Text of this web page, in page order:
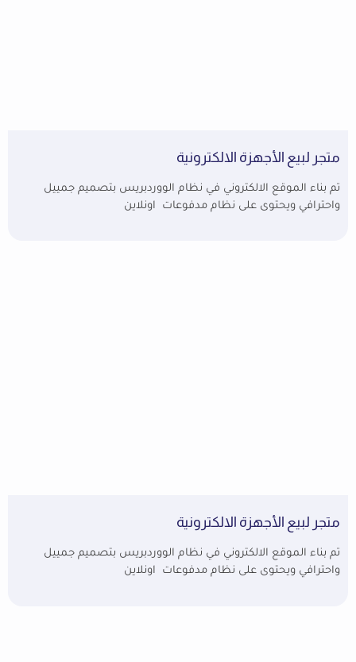
متجر لبيع الأجهزة الالكترونية
تم بناء الموقع الالكتروني في نظام الووردبريس بتصميم جمييل
واحترافي ويحتوى على نظام مدفوعات اونلاين
متجر لبيع الأجهزة الالكترونية
تم بناء الموقع الالكتروني في نظام الووردبريس بتصميم جمييل
واحترافي ويحتوى على نظام مدفوعات اونلاين